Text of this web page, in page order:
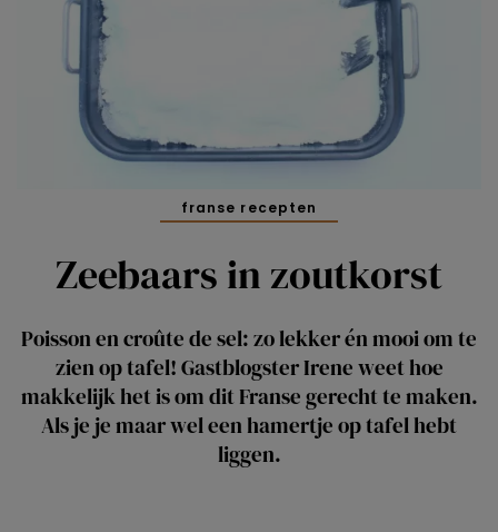
franse recepten
Zeebaars in zoutkorst
Poisson en croûte de sel: zo lekker én mooi om te
zien op tafel! Gastblogster Irene weet hoe
makkelijk het is om dit Franse gerecht te maken.
Als je je maar wel een hamertje op tafel hebt
liggen.